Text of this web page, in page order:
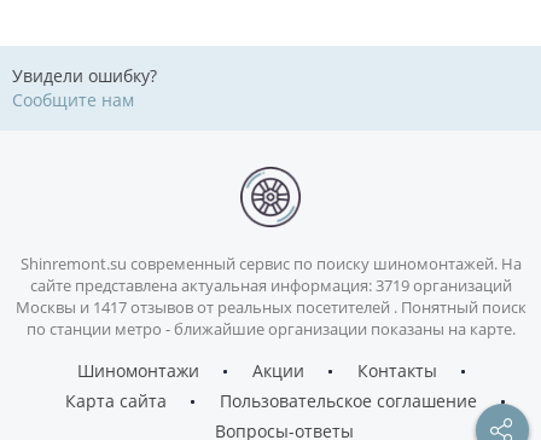
Увидели ошибку?
Сообщите нам
Shinremont.su современный сервис по поиску шиномонтажей. На
сайте представлена актуальная информация: 3719 организаций
Москвы и 1417 отзывов от реальных посетителей . Понятный поиск
по станции метро - ближайшие организации показаны на карте.
Шиномонтажи Акции
Контакты
Карта сайта
Пользовательское соглашение
Вопросы-ответы